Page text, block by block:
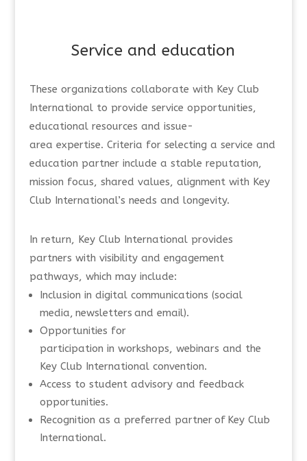
Service and education
These organizations collaborate with Key Club
International to provide service opportunities,
educational resources and issue-
area expertise. Criteria for selecting a service and
education partner include a stable reputation,
mission focus, shared values, alignment with Key
Club International’s needs and longevity.
In return, Key Club International provides
partners with visibility and engagement
pathways, which may include:
Inclusion in digital communications (social
media, newsletters and email).
Opportunities for
participation in workshops, webinars and the
Key Club International convention.
Access to student advisory and feedback
opportunities.
Recognition as a preferred partner of Key Club
International.